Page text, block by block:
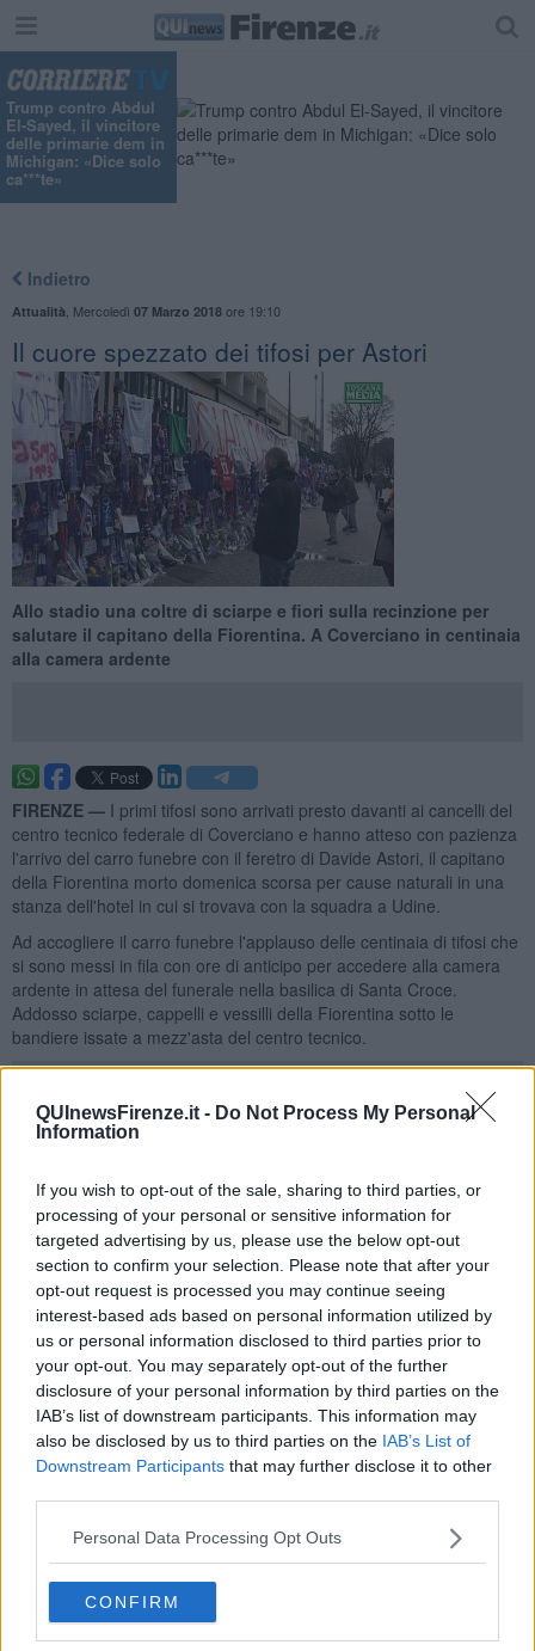
QUInewsFirenze.it - Do Not Process My Personal
Information
If you wish to opt-out of the sale, sharing to third parties, or
processing of your personal or sensitive information for
targeted advertising by us, please use the below opt-out
section to confirm your selection. Please note that after your
opt-out request is processed you may continue seeing
interest-based ads based on personal information utilized by
us or personal information disclosed to third parties prior to
your opt-out. You may separately opt-out of the further
disclosure of your personal information by third parties on the
IAB’s list of downstream participants. This information may
also be disclosed by us to third parties on the IAB’s List of
Downstream Participants that may further disclose it to other
Personal Data Processing Opt Outs
CONFIRM
Trump contro Abdul
El-Sayed, il vincitore
delle primarie dem in
Michigan: «Dice solo
ca***te»
Indietro
Attualità Mercoledì 07 Marzo 2018ore 19:10
Il cuore spezzato dei tifosi per Astori
Allo stadio una coltre di sciarpe e fiori sulla recinzione per
salutare il capitano della Fiorentina. A Coverciano in centinaia
alla camera ardente
FIRENZE — I primi tifosi sono arrivati presto davanti ai cancelli del
centro tecnico federale di Coverciano e hanno atteso con pazienza
l'arrivo del carro funebre con il feretro di Davide Astori, il capitano
della Fiorentina morto domenica scorsa per cause naturali in una
stanza dell'hotel in cui si trovava con la squadra a Udine.
Ad accogliere il carro funebre l'applauso delle centinaia di tifosi che
si sono messi in fila con ore di anticipo per accedere alla camera
ardente in attesa del funerale nella basilica di Santa Croce.
Addosso sciarpe, cappelli e vessilli della Fiorentina sotto le
bandiere issate a mezz'asta del centro tecnico.
Molti di loro, prima, si sono fermati a lasciare fiori e sciarpe sulla
pianto' e ormai coperta per decine di metri dai messaggi di
cordoglio, dai saluti e dai ringraziamenti al capitano, alcuni scritti e
disegnati da bambini. E tra tante sciarpe viola ce ne sono anche di
altre squadre perché la solidarietà e il dolore per una vita spezzata
non conoscono colori.
I funerali sono in programma per domani mattina alle 10 nella
basilica di Santa Croce. Pubblico, fotografi e telecamere non
saranno ammessi nella chiesa.
Se vuoi leggere le notizie principali della Toscana iscriviti alla
Newsletter QUInews - ToscanaMedia.Arriva gratis tutti i giorni
Basta cliccareQUI